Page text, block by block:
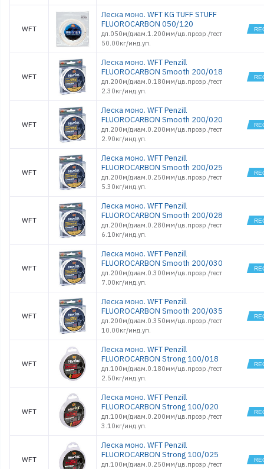
WFT
Леска моно. WFT KG TUFF STUFF
FLUOROCARBON 050/120
дл.050м/диам.1.200мм/цв.прозр./тест
50.00кг/инд.уп.
WFT
Леска моно. WFT Penzill
FLUOROCARBON Smooth 200/018
дл.200м/диам.0.180мм/цв.прозр./тест
2.30кг/инд.уп.
WFT
Леска моно. WFT Penzill
FLUOROCARBON Smooth 200/020
дл.200м/диам.0.200мм/цв.прозр./тест
2.90кг/инд.уп.
WFT
Леска моно. WFT Penzill
FLUOROCARBON Smooth 200/025
дл.200м/диам.0.250мм/цв.прозр./тест
5.30кг/инд.уп.
WFT
Леска моно. WFT Penzill
FLUOROCARBON Smooth 200/028
дл.200м/диам.0.280мм/цв.прозр./тест
6.10кг/инд.уп.
WFT
Леска моно. WFT Penzill
FLUOROCARBON Smooth 200/030
дл.200м/диам.0.300мм/цв.прозр./тест
7.00кг/инд.уп.
WFT
Леска моно. WFT Penzill
FLUOROCARBON Smooth 200/035
дл.200м/диам.0.350мм/цв.прозр./тест
10.00кг/инд.уп.
WFT
Леска моно. WFT Penzill
FLUOROCARBON Strong 100/018
дл.100м/диам.0.180мм/цв.прозр./тест
2.50кг/инд.уп.
WFT
Леска моно. WFT Penzill
FLUOROCARBON Strong 100/020
дл.100м/диам.0.200мм/цв.прозр./тест
3.10кг/инд.уп.
WFT
Леска моно. WFT Penzill
FLUOROCARBON Strong 100/025
дл.100м/диам.0.250мм/цв.прозр./тест